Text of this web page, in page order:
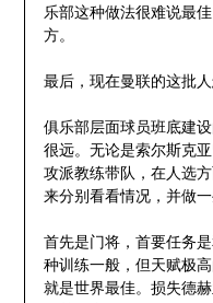
乐部这种做法很难说最
方。
最后，现在曼联的这批
俱乐部层面球员班底建
很远。无论是索尔斯克
攻派教练带队，在人选
来分别看看情况，并做一
首先是门将，首要任务
种训练一般，但天赋极
就是世界最佳。损失德